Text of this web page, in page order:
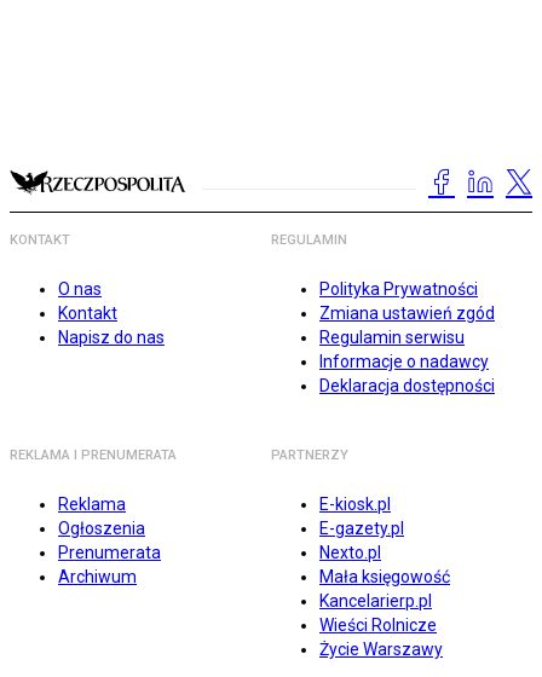
KONTAKT
O nas
Kontakt
Napisz do nas
REGULAMIN
Polityka Prywatności
Zmiana ustawień zgód
Regulamin serwisu
Informacje o nadawcy
Deklaracja dostępności
REKLAMA I PRENUMERATA
Reklama
Ogłoszenia
Prenumerata
Archiwum
PARTNERZY
E-kiosk.pl
E-gazety.pl
Nexto.pl
Mała księgowość
Kancelarierp.pl
Wieści Rolnicze
Życie Warszawy